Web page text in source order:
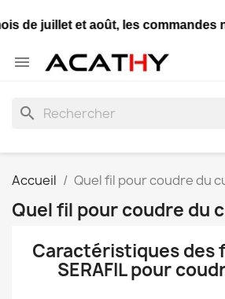
de juillet et août, les commandes

search
Accueil Quel fil pour coudre du
Quel fil pour coudre du
Caractéristiques des
SERAFIL pour